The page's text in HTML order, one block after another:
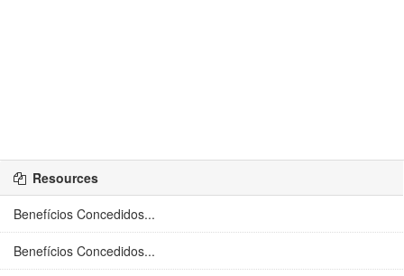
Resources
Benefícios Concedidos...
Benefícios Concedidos...